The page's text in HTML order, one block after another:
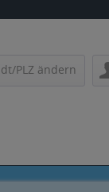
PLZ ändern